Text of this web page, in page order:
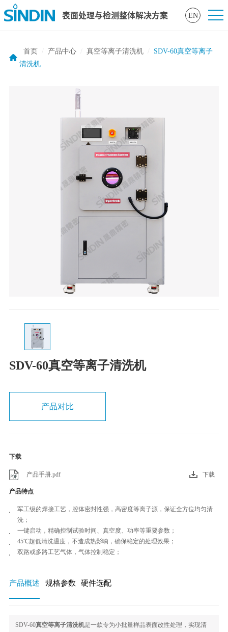
表面处理与检测整体解决方案 EN
首页 产品中心 真空等离子清洗机
SDV-60真空等离子
清洗机
SDV-60真空等离子清洗机
产品对比
下载
产品手册.pdf 下载
产品特点
军工级的焊接工艺，腔体密封性强，高密度等离子源，保证全方位均匀清
洗；
一键启动，精确控制试验时间、真空度、功率等重要参数；
45℃超低清洗温度，不造成热影响，确保稳定的处理效果；
双路或多路工艺气体，气体控制稳定；
产品概述 规格参数 硬件选配
SDV-60真空等离子清洗机是一款专为小批量样品表面改性处理，实现清